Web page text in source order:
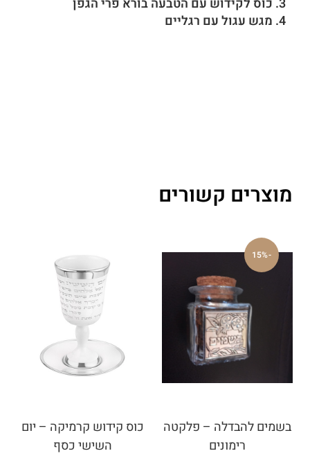
3. כוס לקידוש עם הטבעה בורא פרי הגפן
4. מגש עגול עם רגליים
מוצרים קשורים
-15%
בשמים להבדלה – פלקטה
רימונים
כוס קידוש קרמיקה – יום
השישי כסף